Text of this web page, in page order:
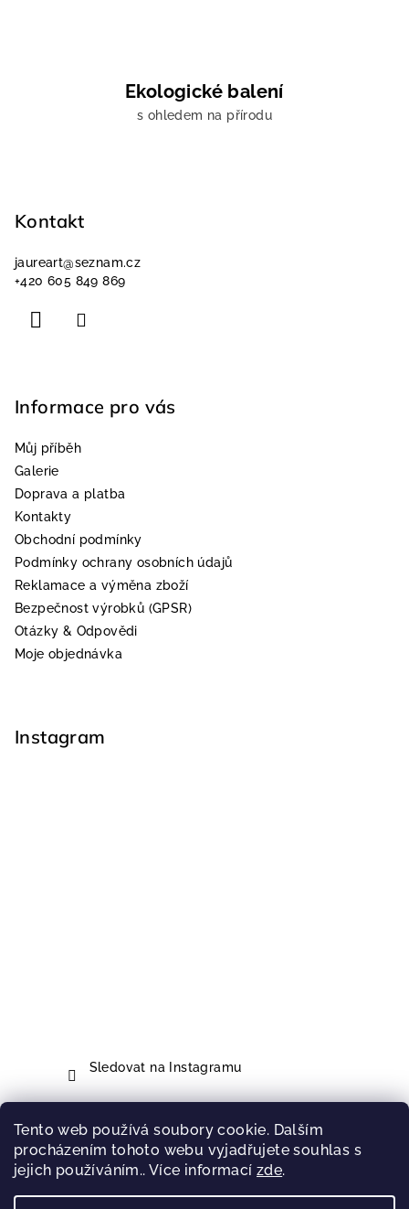
Tento web používá soubory cookie. Dalším
procházením tohoto webu vyjadřujete souhlas s
jejich používáním.. Více informací zde.
Ekologické balení
s ohledem na přírodu
Kontakt
jaureart@seznam.cz
+420 605 849 869
Informace pro vás
Můj příběh
Galerie
Doprava a platba
Kontakty
Obchodní podmínky
Podmínky ochrany osobních údajů
Reklamace a výměna zboží
Bezpečnost výrobků (GPSR)
Otázky & Odpovědi
Moje objednávka
Instagram
Sledovat na Instagramu
Přijímáme online platby